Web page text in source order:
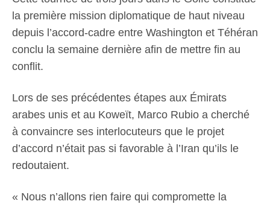
la première mission diplomatique de haut niveau
depuis l’accord-cadre entre Washington et Téhéran
conclu la semaine dernière afin de mettre fin au
conflit.
Lors de ses précédentes étapes aux Émirats
arabes unis et au Koweït, Marco Rubio a cherché
à convaincre ses interlocuteurs que le projet
d’accord n’était pas si favorable à l’Iran qu’ils le
redoutaient.
« Nous n’allons rien faire qui compromette la